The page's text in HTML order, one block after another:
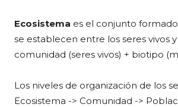
Ecosistema es el conjunto
se establecen entre los seres vivos
comunidad (seres vivos) + biotipo
Los niveles de organización de los
Ecosistema -> Comunidad ->